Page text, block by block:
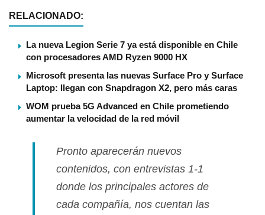
RELACIONADO:
La nueva Legion Serie 7 ya está disponible en Chile
con procesadores AMD Ryzen 9000 HX
Microsoft presenta las nuevas Surface Pro y Surface
Laptop: llegan con Snapdragon X2, pero más caras
WOM prueba 5G Advanced en Chile prometiendo
aumentar la velocidad de la red móvil
Pronto aparecerán nuevos
contenidos, con entrevistas 1-1
donde los principales actores de
cada compañí­a, nos cuentan las